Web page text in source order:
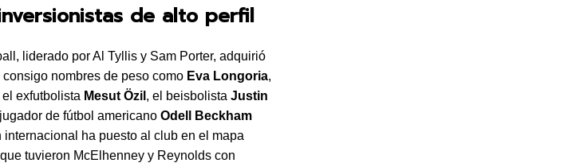
de alto perfil
liderado por Al Tyllis y Sam Porter, adquirió
nombres de peso como Eva Longoria,
el exfutbolista Mesut Özil , el beisbolista Justin
de fútbol americano Odell Beckham
ha puesto al club en el mapa
tuvieron McElhenney y Reynolds con